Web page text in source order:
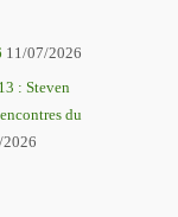
11/07/2026
: Steven
du